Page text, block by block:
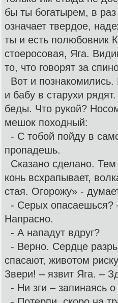
бы ты богатырем, в раз
означает твердое,
ты и есть полюбовник
стоеросовая, Яга.
то, что говорят за
Вот и
и бабу в старухи
беды. Что рукой?
мешок походный:
- С тобой пойду в
пропадешь.
Сказано сделано.
конь всхрапывает,
стая. Огорожу» -
- Серых опасаешься?
Напрасно.
- А нападут вдруг?
- Верно. Сердце
спасают, животом
Звери! – язвит Яга. –
- Ни зги – запинаясь